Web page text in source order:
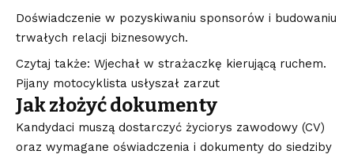
Doświadczenie w pozyskiwaniu sponsorów i budowaniu
trwałych relacji biznesowych.
Czytaj także: Wjechał w strażaczkę kierującą ruchem.
Pijany motocyklista usłyszał zarzut
Jak złożyć dokumenty
Kandydaci muszą dostarczyć życiorys zawodowy (CV)
oraz wymagane oświadczenia i dokumenty do siedziby